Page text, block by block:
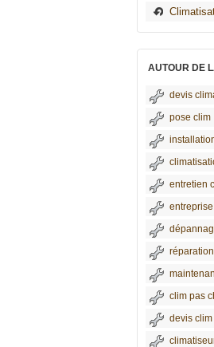
AUTOUR DE
devis
pose clim
entretien
clim pas
devis